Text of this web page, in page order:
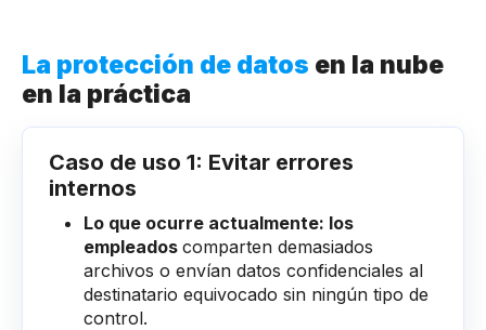
La protección de datos en la nube
en la práctica
Caso de uso 1: Evitar errores
internos
Lo que ocurre actualmente: los
empleados comparten demasiados
archivos o envían datos confidenciales al
destinatario equivocado sin ningún tipo de
control.